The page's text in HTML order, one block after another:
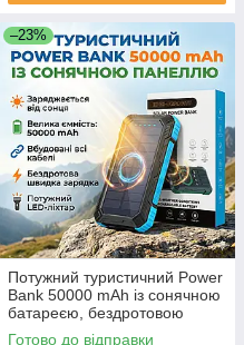
–23%
Потужний туристичний Power
Bank 50000 mAh із сонячною
батареєю, бездротовою
зарядкою і 4 вбудованими
Готово до відправки